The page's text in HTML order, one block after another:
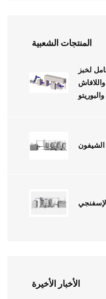
المنتجات الشعبية
لخبز
واللافاش
والبوريتو
الشيفون
الأخبار الأخيرة